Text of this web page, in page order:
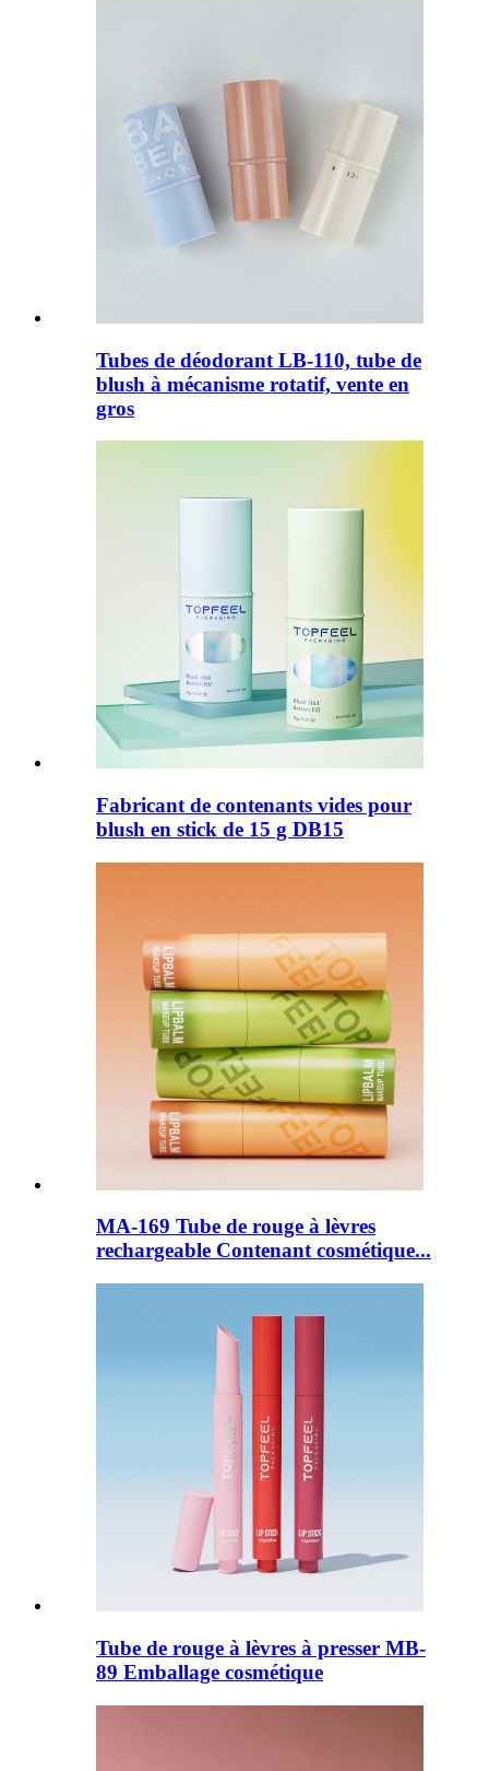
Tubes de déodorant LB-110, tube de
blush à mécanisme rotatif, vente en
gros
Fabricant de contenants vides pour
blush en stick de 15 g DB15
MA-169 Tube de rouge à lèvres
rechargeable Contenant cosmétique...
Tube de rouge à lèvres à presser MB-
89 Emballage cosmétique